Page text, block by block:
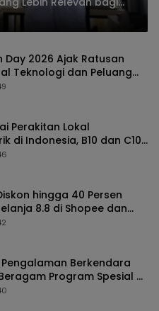
Day 2026 Ajak Ratusan
Teknologi dan Peluang
Perakitan Lokal
di Indonesia, B10 dan C10
hingga 40 Persen
8.8 di Shopee dan
Pengalaman Berkendara
Program Spesial di